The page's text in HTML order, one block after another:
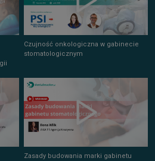
Czujność onkologiczna w gabinecie
stomatologicznym
Zasady budowania marki gabinetu